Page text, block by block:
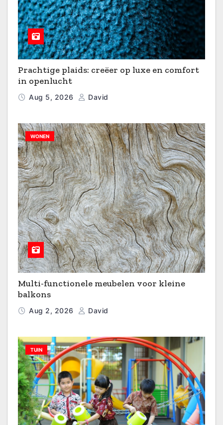
Prachtige plaids: creëer op luxe en comfort
in openlucht
Aug 5, 2026 David
WONEN
Multi-functionele meubelen voor kleine
balkons
Aug 2, 2026 David
TUIN